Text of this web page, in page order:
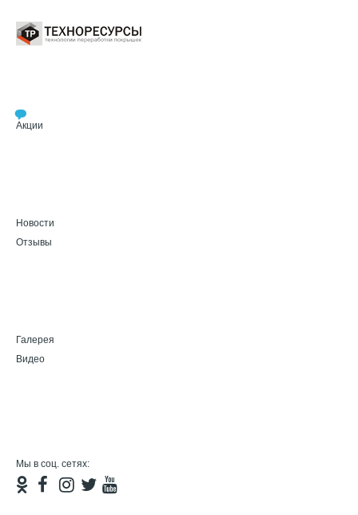
Акции
Новости
Отзывы
Галерея
Видео
Мы в соц. сетях: